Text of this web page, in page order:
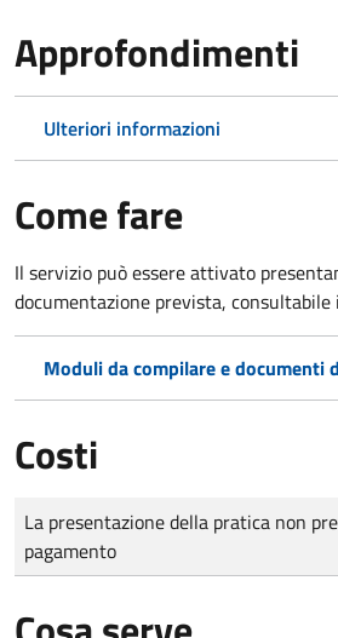
Approfondimenti
Ulteriori informazioni
Come fare
Il servizio può essere attivato
documentazione prevista, consultabile
Moduli da compilare e documenti
Costi
Tipo di pagamento
Importo
La presentazione della pratica non
pagamento